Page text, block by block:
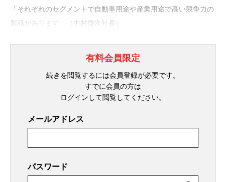
「それぞれのセグメントで自動車用途や産業用途で高い競争力の
製品があります」（中村啓次社長）
有料会員限定
続きを閲覧するには会員登録が必要です。
すでに会員の方は
ログインして閲覧してください。
メールアドレス
パスワード